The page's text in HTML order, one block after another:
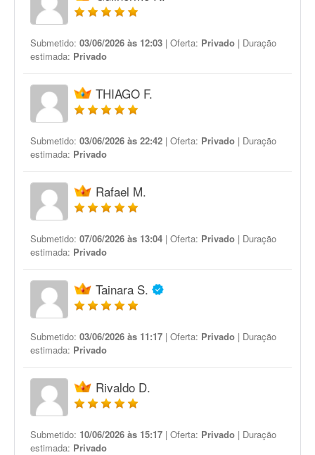
Submetido: 03/06/2026 às 12:03 | Oferta: Privado | Duração
estimada: Privado
THIAGO F.
Submetido: 03/06/2026 às 22:42 | Oferta: Privado | Duração
estimada: Privado
Rafael M.
Submetido: 07/06/2026 às 13:04 | Oferta: Privado | Duração
estimada: Privado
Tainara S.
Submetido: 03/06/2026 às 11:17 | Oferta: Privado | Duração
estimada: Privado
Rivaldo D.
Submetido: 10/06/2026 às 15:17 | Oferta: Privado | Duração
estimada: Privado